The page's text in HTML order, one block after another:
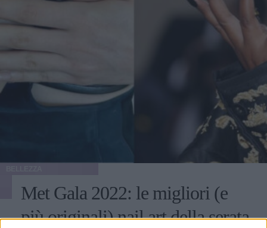
Met Gala 2022: le migliori (e
più originali) nail art della serata